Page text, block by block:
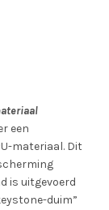
een
materiaal. Dit
is uitgevoerd
duim”